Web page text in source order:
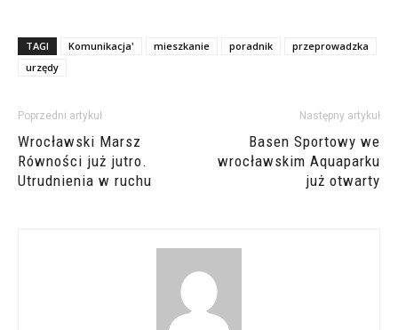
TAGI Komunikacja' mieszkanie poradnik
przeprowadzka
urzędy
Poprzedni artykuł
Wrocławski Marsz
Równości już jutro.
Utrudnienia w ruchu
Następny artykuł
Basen Sportowy we
wrocławskim Aquaparku
już otwarty